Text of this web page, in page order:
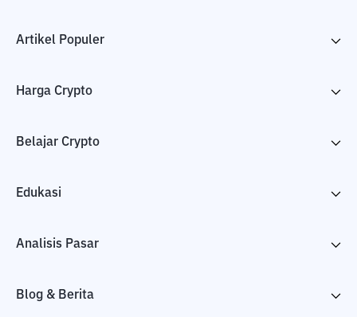
Artikel Populer
Harga Crypto
Belajar Crypto
Edukasi
Analisis Pasar
Blog & Berita